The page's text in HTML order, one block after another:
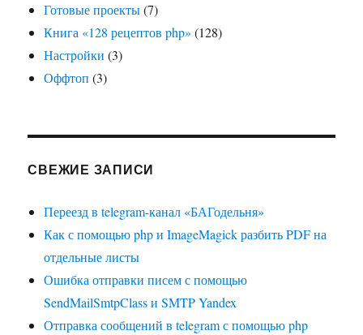
Готовые проекты(7)
Книга «128 рецептов php» (128)
Настройки (3)
Оффтоп (3)
СВЕЖИЕ ЗАПИСИ
Переезд в telegram-канал «БАГодельня»
Как с помощью php и ImageMagick разбить PDF на
отдельные листы
Ошибка отправки писем с помощью
SendMailSmtpClass и SMTP Yandex
Отправка сообщений в telegram с помощью php